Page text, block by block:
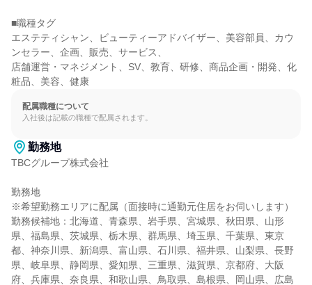
■職種タグ
エステティシャン、ビューティーアドバイザー、美容部員、カウ
ンセラー、企画、販売、サービス、
店舗運営・マネジメント、SV、教育、研修、商品企画・開発、化
粧品、美容、健康
配属職種について
入社後は記載の職種で配属されます。
勤務地
TBCグループ株式会社
勤務地
※希望勤務エリアに配属（面接時に通勤元住居をお伺いします）
勤務候補地：北海道、青森県、岩手県、宮城県、秋田県、山形
県、福島県、茨城県、栃木県、群馬県、埼玉県、千葉県、東京
都、神奈川県、新潟県、富山県、石川県、福井県、山梨県、長野
県、岐阜県、静岡県、愛知県、三重県、滋賀県、京都府、大阪
府、兵庫県、奈良県、和歌山県、鳥取県、島根県、岡山県、広島